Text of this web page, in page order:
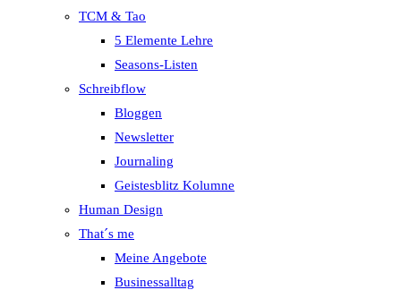
TCM & Tao
5 Elemente Lehre
Seasons-Listen
Schreibflow
Bloggen
Newsletter
Journaling
Geistesblitz Kolumne
Human Design
That´s me
Meine Angebote
Businessalltag